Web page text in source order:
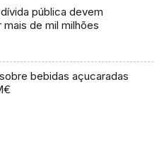
pública devem
mais de mil milhões
bebidas açucaradas